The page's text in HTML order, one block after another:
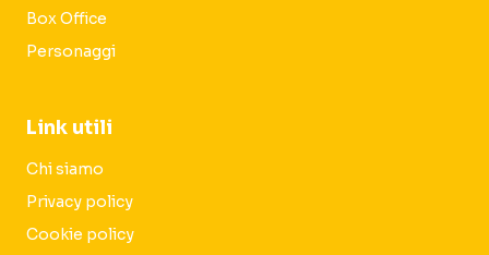
Box Office
Personaggi
Link utili
Chi siamo
Privacy policy
Cookie policy